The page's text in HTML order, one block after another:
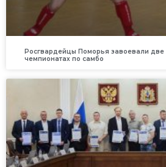
Росгвардейцы Поморья завоевали две
чемпионатах по самбо